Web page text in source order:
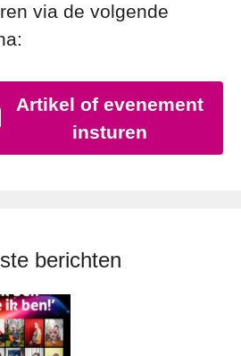
via de volgende
Artikel of evenement
insturen
berichten